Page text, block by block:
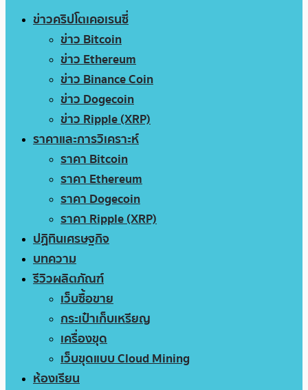
ข่าวคริปโตเคอเรนซี่
ข่าว Bitcoin
ข่าว Ethereum
ข่าว Binance Coin
ข่าว Dogecoin
ข่าว Ripple (XRP)
ราคาและการวิเคราะห์
ราคา Bitcoin
ราคา Ethereum
ราคา Dogecoin
ราคา Ripple (XRP)
ปฏิทินเศรษฐกิจ
บทความ
รีวิวผลิตภัณฑ์
เว็บซื้อขาย
กระเป๋าเก็บเหรียญ
เครื่องขุด
เว็บขุดแบบ Cloud Mining
ห้องเรียน